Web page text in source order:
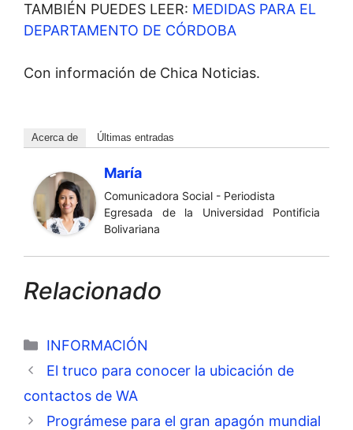
TAMBIÉN PUEDES LEER: MEDIDAS PARA EL
DEPARTAMENTO DE CÓRDOBA
Con información de Chica Noticias.
Acerca de Últimas entradas
María
Comunicadora Social - Periodista
Egresada de la Universidad Pontificia
Bolivariana
Relacionado
Categorías
INFORMACIÓN
El truco para conocer la ubicación de
contactos de WA
Prográmese para el gran apagón mundial